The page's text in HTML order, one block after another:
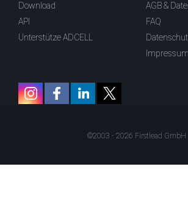
Download
API
Unterstütze ADCELL
AGB &
FAQ
Impressum
©2003 - 2026 Firstlead GmbH